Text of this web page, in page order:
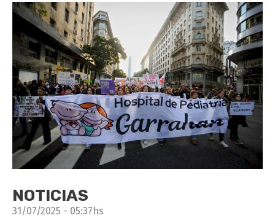
NOTICIAS
31/07/2025 - 05:37hs